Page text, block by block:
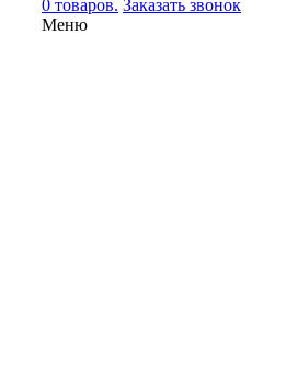
0 товаров. Заказать звонок
Меню